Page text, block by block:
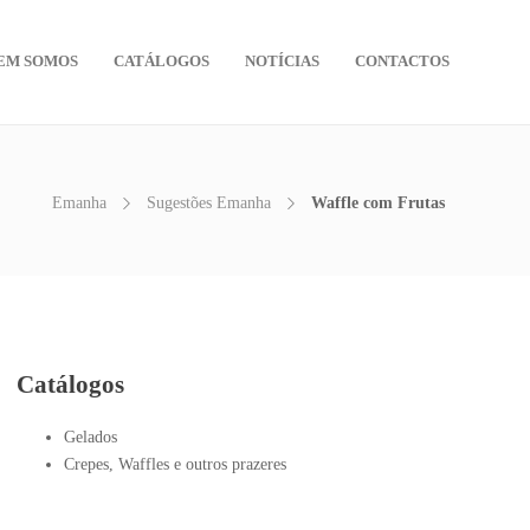
SOMOS CATÁLOGOS NOTÍCIAS CONTACTOS
Emanha Sugestões Emanha Waffle com Frutas
Catálogos
Gelados
Crepes, Waffles e outros prazeres